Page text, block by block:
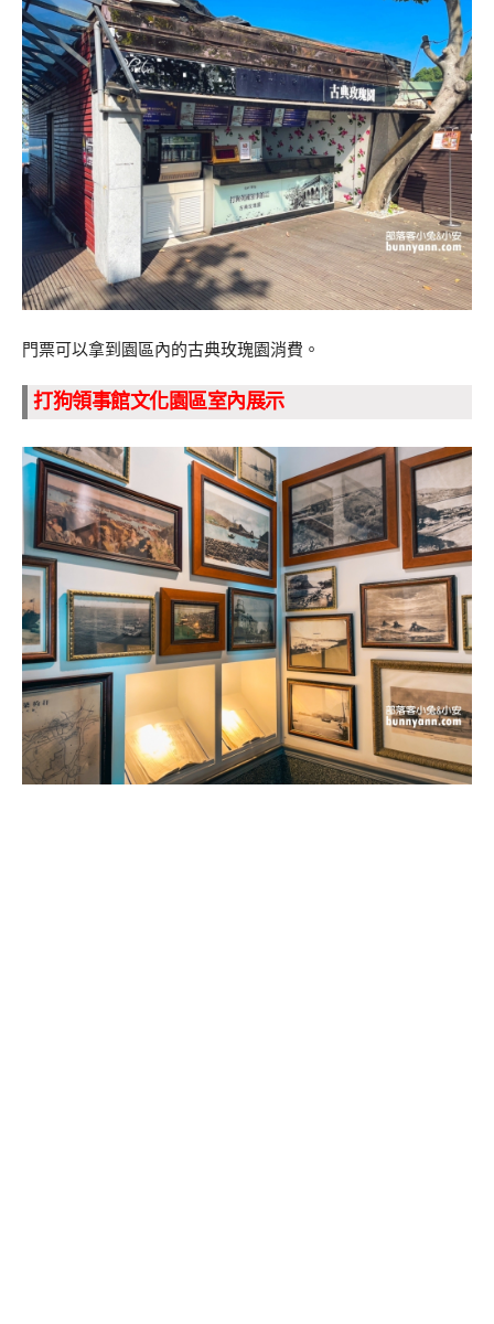
門票可以拿到園區內的古典玫瑰園消費。
打狗領事館文化園區室內展示